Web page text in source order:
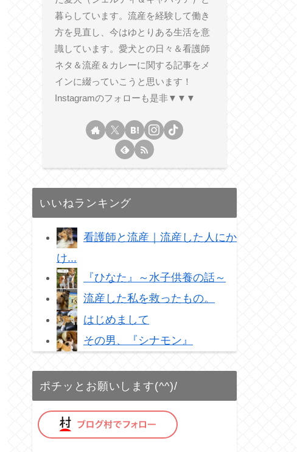
暮らしています。流産を経験して働き
方を見直し、今はゆとりある生活を意
識しています。愛犬との日々＆看護師
ネタ＆流産＆カレーに関する記事をメ
インに綴っていこうと思います！
Instagramのフォローも是非▼▼▼
いいねランキング
看護師と流産｜流産した人にか
け...
『ひなた』～水子供養の話～
流産した私を救ったもの。
はじめまして
その男、『シナモン』
ポチッとお願いします(^^)/